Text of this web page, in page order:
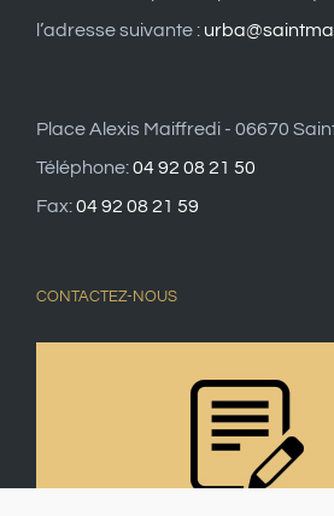
l’adresse suivante :
Place Alexis Maiffredi - 06670
Téléphone:04 92 08 21 50
Fax:04 92 08 21 59
CONTACTEZ-NOUS